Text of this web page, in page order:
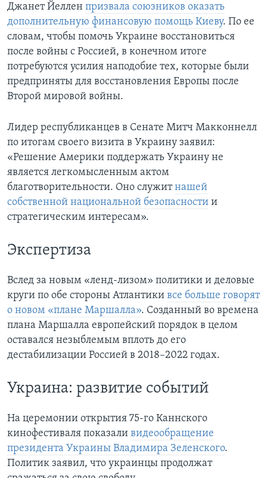
Джанет Йеллен призвала союзников оказать
дополнительную финансовую помощь Киеву. По ее
словам, чтобы помочь Украине восстановиться
после войны с Россией, в конечном итоге
потребуются усилия наподобие тех, которые были
предприняты для восстановления Европы после
Второй мировой войны.
Лидер республиканцев в Сенате Митч Макконнелл
по итогам своего визита в Украину заявил:
«Решение Америки поддержать Украину не
является легкомысленным актом
благотворительности. Оно служитнашей
собственной национальной безопасности и
стратегическим интересам».
Экспертиза
Вслед за новым «ленд-лизом» политики и деловые
круги по обе стороны Атлантики все больше говорят
о новом «плане Маршалла». Созданный во времена
плана Маршалла европейский порядок в целом
оставался незыблемым вплоть до его
дестабилизации Россией в 2018–2022 годах.
Украина: развитие событий
На церемонии открытия 75-го Каннского
кинофестиваля показали видеообращение
президента Украины Владимира Зеленского.
Политик заявил, что украинцы продолжат